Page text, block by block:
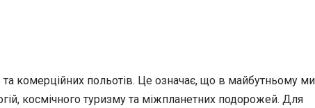
комерційних польотів. Це означає, що в майбутньому ми
космічного туризму та міжпланетних подорожей. Для